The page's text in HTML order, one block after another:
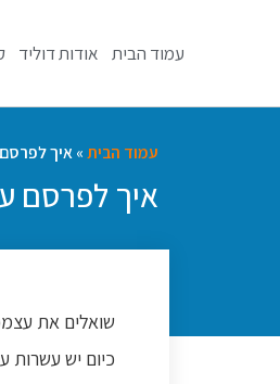
עמוד הבית אודות דוליד
עמוד הבית » איך
איך לפרסם
שואלים את
כיום יש עשרות